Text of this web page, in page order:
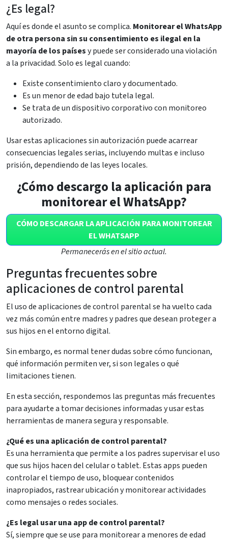
¿Es legal?
Aquí es donde el asunto se complica. Monitorear el WhatsApp
de otra persona sin su consentimiento es ilegal en la
mayoría de los paísesy puede ser considerado una violación
a la privacidad. Solo es legal cuando:
Existe consentimiento claro y documentado.
Es un menor de edad bajo tutela legal.
Se trata de un dispositivo corporativo con monitoreo
autorizado.
Usar estas aplicaciones sin autorización puede acarrear
consecuencias legales serias, incluyendo multas e incluso
prisión, dependiendo de las leyes locales.
¿Cómo descargo la aplicación para
monitorear el WhatsApp?
CÓMO DESCARGAR LA APLICACIÓN PARA MONITOREAR
EL WHATSAPP
Permanecerás en el sitio actual.
Preguntas frecuentes sobre
aplicaciones de control parental
El uso de aplicaciones de control parental se ha vuelto cada
vez más común entre madres y padres que desean proteger a
sus hijos en el entorno digital.
Sin embargo, es normal tener dudas sobre cómo funcionan,
qué información permiten ver, si son legales o qué
limitaciones tienen.
En esta sección, respondemos las preguntas más frecuentes
para ayudarte a tomar decisiones informadas y usar estas
herramientas de manera segura y responsable.
¿Qué es una aplicación de control parental?
Es una herramienta que permite a los padres supervisar el uso
que sus hijos hacen del celular o tablet. Estas apps pueden
controlar el tiempo de uso, bloquear contenidos
inapropiados, rastrear ubicación y monitorear actividades
como mensajes o redes sociales.
¿Es legal usar una app de control parental?
Sí, siempre que se use para monitorear a menores de edad